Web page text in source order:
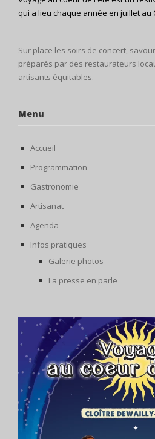
qui a lieu chaque année en juillet au
Sur place les soirs de concert,
préparés par des restaurateurs
artisants équitables.
Menu
Accueil
Programmation
Gastronomie
Artisanat
Agenda
Infos pratiques
Galerie photos
La presse en parle